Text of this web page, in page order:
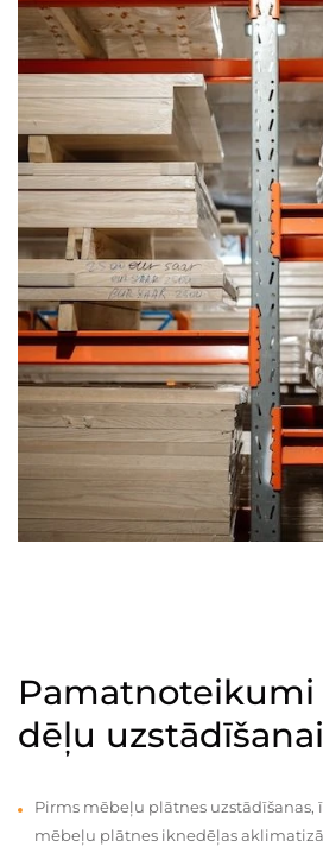
dēļu uzstādīšanai
Pirms mēbeļu plātnes uzstādīšanas,
mēbeļu plātnes iknedēļas